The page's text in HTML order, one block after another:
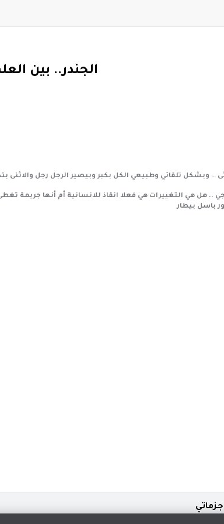
الجندر.. بين العلم والوهم مع د. باسل بيطار
تلقائي وطبيعي الكل بكبر وبيصير الرجل رجل والاثنى
.. هل هي التغييرات هي فعلا انقاذ للانسانية أم أنها جريمة
باسل بيطار